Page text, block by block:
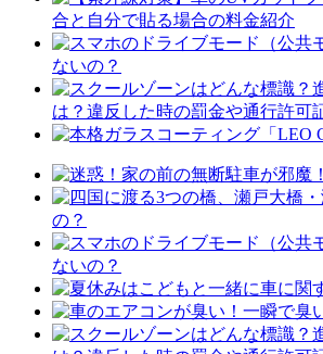
合と自分で貼る場合の料金紹介
ないの？
は？違反した時の罰金や通行許可
の？
ないの？